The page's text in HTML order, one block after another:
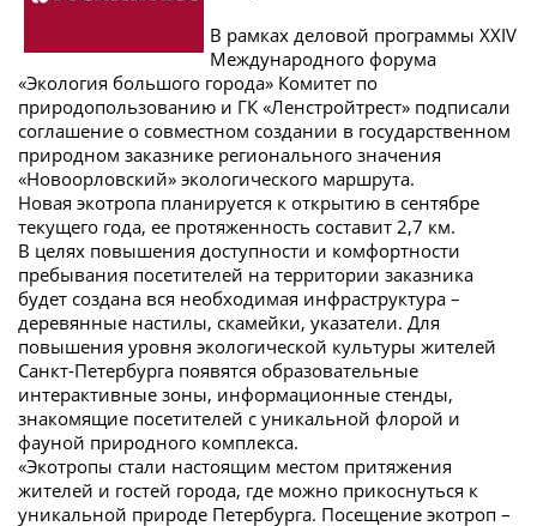
В рамках деловой программы ХХIV
Международного форума
«Экология большого города» Комитет по
природопользованию и ГК «Ленстройтрест» подписали
соглашение о совместном создании в государственном
природном заказнике регионального значения
«Новоорловский» экологического маршрута.
Новая экотропа планируется к открытию в сентябре
текущего года, ее протяженность составит 2,7 км.
В целях повышения доступности и комфортности
пребывания посетителей на территории заказника
будет создана вся необходимая инфраструктура –
деревянные настилы, скамейки, указатели. Для
повышения уровня экологической культуры жителей
Санкт-Петербурга появятся образовательные
интерактивные зоны, информационные стенды,
знакомящие посетителей с уникальной флорой и
фауной природного комплекса.
«Экотропы стали настоящим местом притяжения
жителей и гостей города, где можно прикоснуться к
уникальной природе Петербурга. Посещение экотроп –